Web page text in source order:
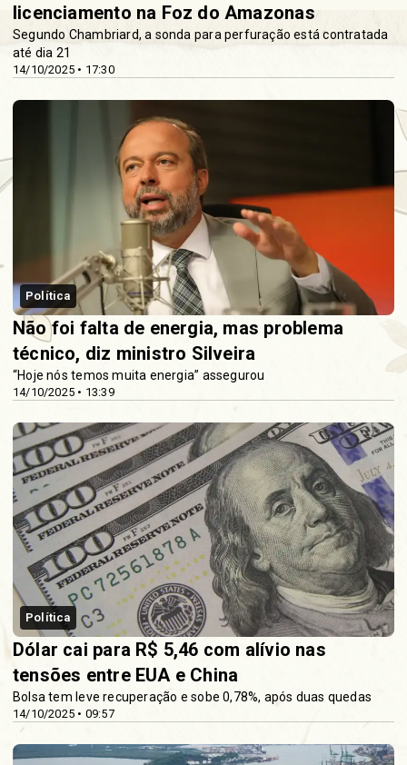
14/10/2025 • 17:30
licenciamento na Foz do Amazonas
Segundo Chambriard, a sonda para perfuração está contratada
até dia 21
Política
14/10/2025 • 13:39
Não foi falta de energia, mas problema
técnico, diz ministro Silveira
“Hoje nós temos muita energia” assegurou
Política
14/10/2025 • 09:57
Dólar cai para R$ 5,46 com alívio nas
tensões entre EUA e China
Bolsa tem leve recuperação e sobe 0,78%, após duas quedas